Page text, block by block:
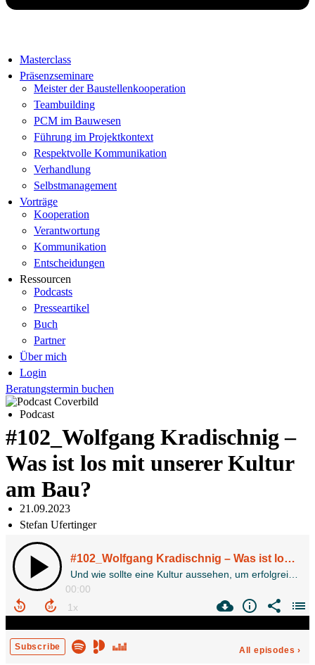
Masterclass
Präsenzseminare
Meister der Baustellenkooperation
Teambuilding
PCM im Bauwesen
Führung im Projektkontext
Respektvolle Kommunikation
Verhandlung
Selbstmanagement
Vorträge
Kooperation
Verantwortung
Kommunikation
Entscheidungen
Ressourcen
Podcasts
Presseartikel
Buch
Partner
Über mich
Login
Beratungstermin buchen
Podcast
#102_Wolfgang Kradischnig –
Was ist los mit unserer Kultur
am Bau?
21.09.2023
Stefan Ufertinger